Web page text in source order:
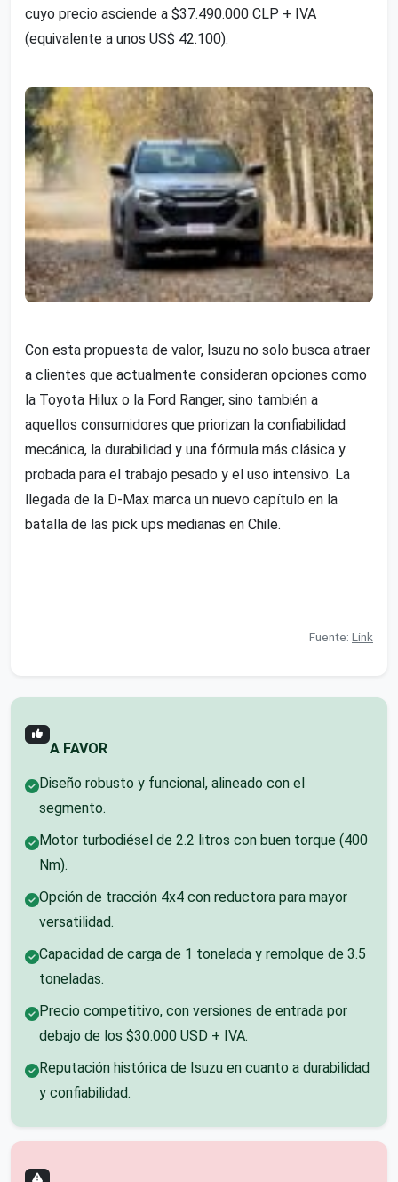
cuyo precio asciende a $37.490.000 CLP + IVA
(equivalente a unos US$ 42.100).
Con esta propuesta de valor, Isuzu no solo busca atraer
a clientes que actualmente consideran opciones como
la Toyota Hilux o la Ford Ranger, sino también a
aquellos consumidores que priorizan la confiabilidad
mecánica, la durabilidad y una fórmula más clásica y
probada para el trabajo pesado y el uso intensivo. La
llegada de la D-Max marca un nuevo capítulo en la
batalla de las pick ups medianas en Chile.
Fuente: Link
A FAVOR
Diseño robusto y funcional, alineado con el
segmento.
Motor turbodiésel de 2.2 litros con buen torque (400
Nm).
Opción de tracción 4x4 con reductora para mayor
versatilidad.
Capacidad de carga de 1 tonelada y remolque de 3.5
toneladas.
Precio competitivo, con versiones de entrada por
debajo de los $30.000 USD + IVA.
Reputación histórica de Isuzu en cuanto a durabilidad
y confiabilidad.